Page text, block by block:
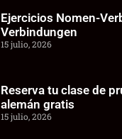
Ejercicios Nomen-
Verbindungen
15 julio, 2026
Reserva tu clase de
alemán gratis
15 julio, 2026